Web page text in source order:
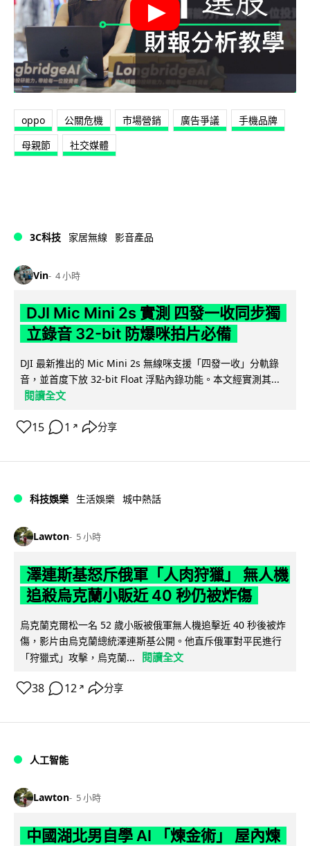
oppo 公關危機 市場營銷 廣告爭議
手機品牌
母親節
社交媒體
3C科技 家居無線 影音產品
Vin 4 小時
DJI Mic Mini 2s 實測 四發一收同步獨
立錄音 32-bit 防爆咪拍片必備
DJI 最新推出的 Mic Mini 2s 無線咪支援「四發一收」分軌錄
音，並首度下放 32-bit Float 浮點內錄功能。本文經實測其...
閱讀全文
15 1 ↗ 分享
科技娛樂 生活娛樂 城中熱話
Lawton 5 小時
澤連斯基怒斥俄軍「人肉狩獵」 無人機
追殺烏克蘭小販近 40 秒仍被炸傷
烏克蘭克爾松一名 52 歲小販被俄軍無人機追擊近 40 秒後被炸
傷，影片由烏克蘭總統澤連斯基公開。他直斥俄軍對平民進行
「狩獵式」攻擊，烏克蘭...
閱讀全文
38 12 ↗ 分享
人工智能
Lawton 5 小時
中國湖北男自學 AI 「煉金術」 屋內煉